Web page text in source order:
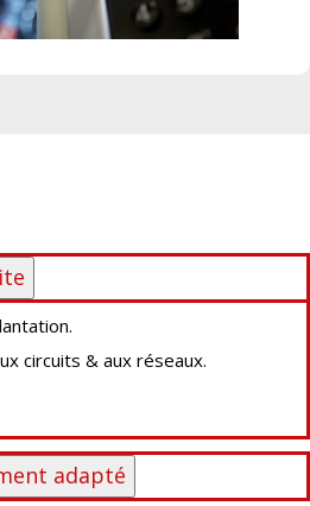
circuits & aux réseaux.
adapté